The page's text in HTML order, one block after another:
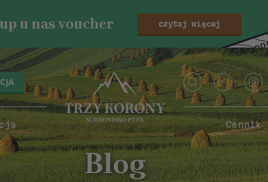
u nas voucher czytaj więcej
Cennik
Blog